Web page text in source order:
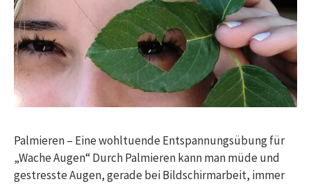
Palmieren – Eine wohltuende Entspannungsübung für
„Wache Augen“ Durch Palmieren kann man müde und
gestresste Augen, gerade bei Bildschirmarbeit, immer